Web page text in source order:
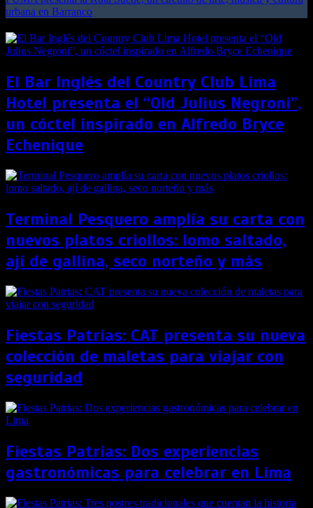
urbana en Barranco
El Bar Inglés del Country Club Lima
Hotel presenta el “Old Julius Negroni”,
un cóctel inspirado en Alfredo Bryce
Echenique
Terminal Pesquero amplía su carta con
nuevos platos criollos: lomo saltado,
ají de gallina, seco norteño y más
Fiestas Patrias: CAT presenta su nueva
colección de maletas para viajar con
seguridad
Fiestas Patrias: Dos experiencias
gastronómicas para celebrar en Lima